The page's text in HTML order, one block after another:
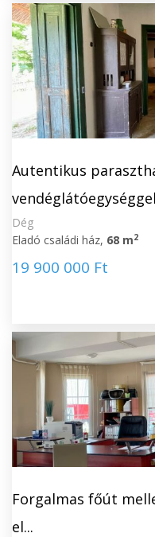
Autentikus
Dég
Eladó családi ház, 68 m2
19 900 000 Ft
Forgalmas főút
el...